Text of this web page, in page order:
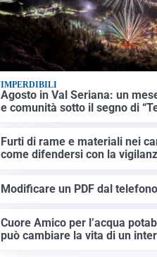
IMPERDIBILI
Agosto in Val Seriana: un
e comunità sotto il segno di
Furti di rame e materiali nei
come difendersi con la
Modificare un PDF dal
Cuore Amico per l’acqua
può cambiare la vita di un